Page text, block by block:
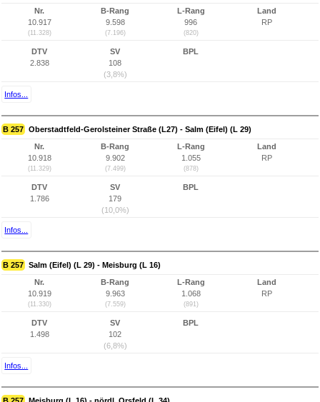
Nr.
10.917
(11.328)
B-Rang
9.598
(7.196)
L-Rang
996
(820)
Land
RP
DTV
2.838
SV
108
(3,8%)
BPL
Infos...
B 257 Oberstadtfeld-Gerolsteiner Straße (L27) - Salm (Eifel) (L 29)
Nr.
10.918
(11.329)
B-Rang
9.902
(7.499)
L-Rang
1.055
(878)
Land
RP
DTV
1.786
SV
179
(10,0%)
BPL
Infos...
B 257 Salm (Eifel) (L 29) - Meisburg (L 16)
Nr.
10.919
(11.330)
B-Rang
9.963
(7.559)
L-Rang
1.068
(891)
Land
RP
DTV
1.498
SV
102
(6,8%)
BPL
Infos...